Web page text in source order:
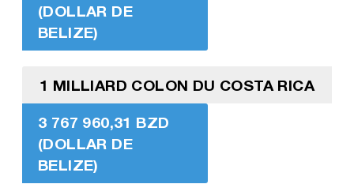
(DOLLAR DE
BELIZE)
1 MILLIARD COLON DU COSTA RICA
3 767 960,31 BZD
(DOLLAR DE
BELIZE)